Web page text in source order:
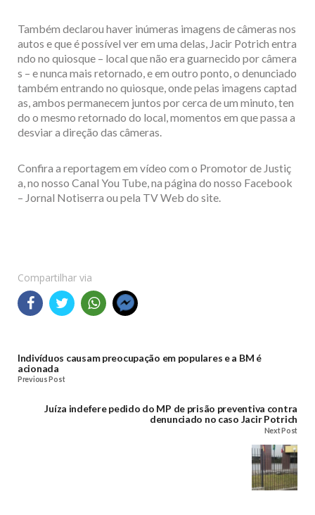
Também declarou haver inúmeras imagens de câmeras nos
autos e que é possível ver em uma delas, Jacir Potrich entra
ndo no quiosque – local que não era guarnecido por câmera
s – e nunca mais retornado, e em outro ponto, o denunciado
também entrando no quiosque, onde pelas imagens captad
as, ambos permanecem juntos por cerca de um minuto, ten
do o mesmo retornado do local, momentos em que passa a
desviar a direção das câmeras.
Confira a reportagem em vídeo com o Promotor de Justiç
a, no nosso Canal You Tube, na página do nosso Facebook
– Jornal Notiserra ou pela TV Web do site.
Compartilhar via
Indivíduos causam preocupação em populares e a BM é
acionada
Previous Post
Juíza indefere pedido do MP de prisão preventiva contra
denunciado no caso Jacir Potrich
Next Post